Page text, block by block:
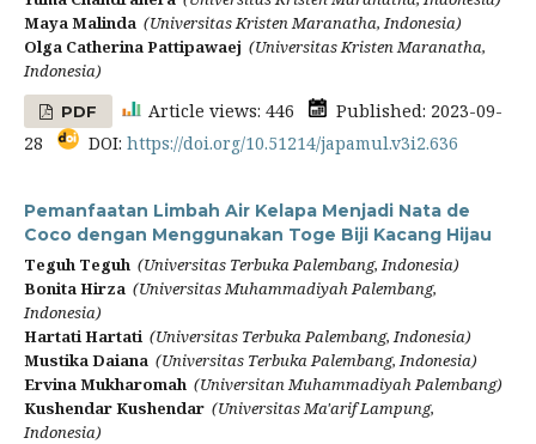
Maya Malinda (Universitas Kristen Maranatha, Indonesia)
Olga Catherina Pattipawaej (Universitas Kristen Maranatha,
Indonesia)
PDF Article views: 446
Published: 2023-09-
28
DOI: https://doi.org/10.51214/japamul.v3i2.636
Pemanfaatan Limbah Air Kelapa Menjadi Nata de
Coco dengan Menggunakan Toge Biji Kacang Hijau
Teguh Teguh (Universitas Terbuka Palembang, Indonesia)
Bonita Hirza (Universitas Muhammadiyah Palembang,
Indonesia)
Hartati Hartati (Universitas Terbuka Palembang, Indonesia)
Mustika Daiana (Universitas Terbuka Palembang, Indonesia)
Ervina Mukharomah (Universitan Muhammadiyah Palembang)
Kushendar Kushendar (Universitas Ma'arif Lampung,
Indonesia)